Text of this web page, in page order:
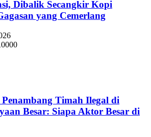
Dibalik Secangkir Kopi
yang Cemerlang
Timah Ilegal di
Besar: Siapa Aktor Besar di